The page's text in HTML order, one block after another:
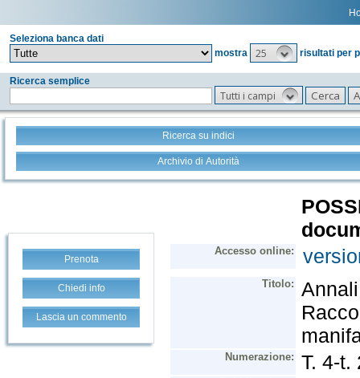
Seleziona banca dati
mostra
25 risultati per
Ricerca semplice
Tutti i campi
Ricerca su indici
Archivio di Autorità
Prenota
Chiedi info
Lascia un commento